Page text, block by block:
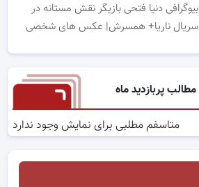
بیوگرافی دنیا فتحی بازیگر نقش مستانه در
سریال ناریا+ همسرش| عکس های شخصی
مطالب پربازدید ماه
متاسفم مطلبی برای نمایش وجود ندارد